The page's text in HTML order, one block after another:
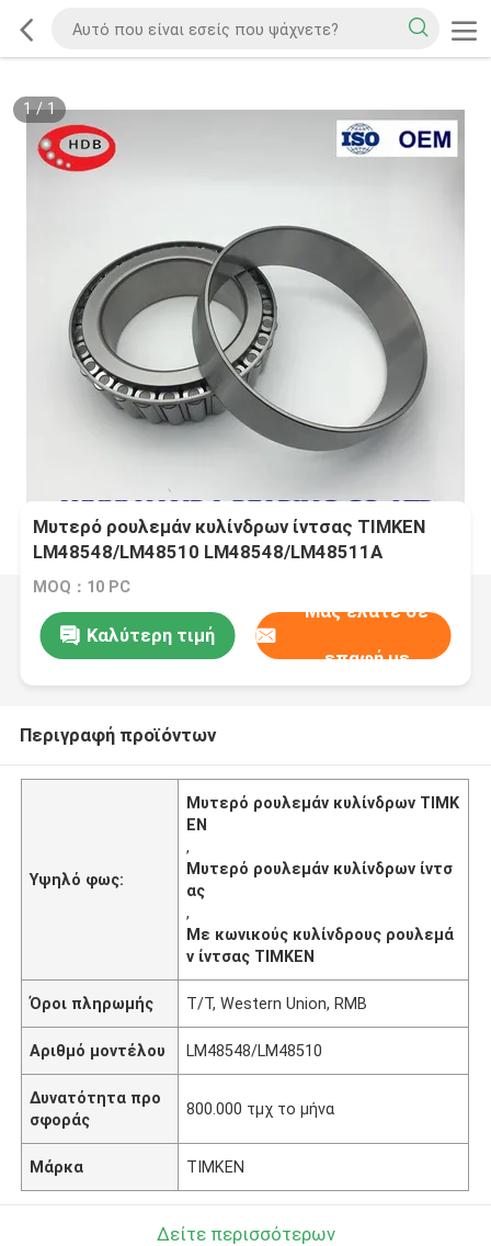
1/1
Μυτερό ρουλεμάν κυλίνδρων ίντσας TIMKEN
LM48548/LM48510 LM48548/LM48511A
MOQ：10 PC
Καλύτερη τιμή
Μας ελάτε σε
επαφή με
Περιγραφή προϊόντων
Υψηλό φως:
Μυτερό ρουλεμάν κυλίνδρων TIMK
EN
,
Μυτερό ρουλεμάν κυλίνδρων ίντσ
ας
,
Με κωνικούς κυλίνδρους ρουλεμά
ν ίντσας TIMKEN
Όροι πληρωμής T/T, Western Union, RMB
Αριθμό μοντέλου LM48548/LM48510
Δυνατότητα προ
σφοράς
800.000 τμχ το μήνα
Μάρκα TIMKEN
Δείτε περισσότερων